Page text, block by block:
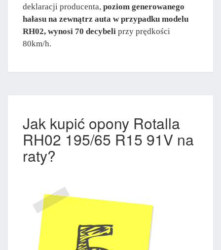
deklaracji producenta, poziom generowanego
hałasu na zewnątrz auta w przypadku modelu
RH02, wynosi 70 decybeli przy prędkości
80km/h.
Jak kupić opony Rotalla
RH02 195/65 R15 91V na
raty?